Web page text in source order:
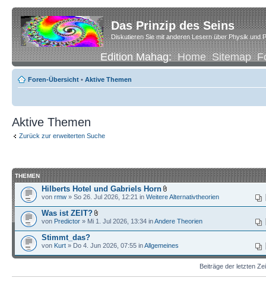
Das Prinzip des Seins
Diskutieren Sie mit anderen Lesern über Physik und
Edition Mahag:Home Sitemap
Foren-Übersicht • Aktive Themen
Aktive Themen
Zurück zur erweiterten Suche
THEMEN
Hilberts Hotel und Gabriels Horn
von rmw » So 26. Jul 2026, 12:21 in Weitere Alternativtheorien
Was ist ZEIT?
von Predictor » Mi 1. Jul 2026, 13:34 inAndere Theorien
Stimmt_das?
von Kurt » Do 4. Jun 2026, 07:55 inAllgemeines
Beiträge der letzten